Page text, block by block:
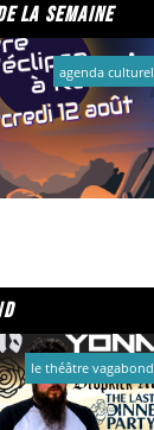
la semaine
agenda culturel
le théâtre vagabond